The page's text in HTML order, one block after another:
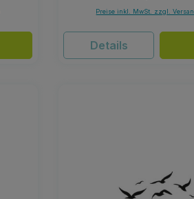
Preise inkl. MwSt. zzgl.
Details